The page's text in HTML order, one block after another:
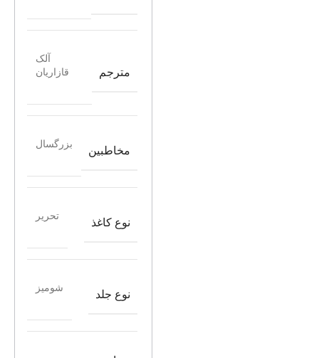
مترجم
آلک
قازاریان
مخاطبین
بزرگسال
نوع کاغذ
تحریر
نوع جلد
شومیز